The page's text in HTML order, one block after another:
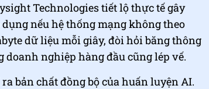
Technologies tiết lộ thực tế gây
dụng nếu hệ thống mạng không theo
dữ liệu mỗi giây, đòi hỏi băng thông
doanh nghiệp hàng đầu cũng lép vế.
bản chất đồng bộ của huấn luyện AI.